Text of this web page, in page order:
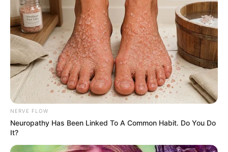
Men, You Don't Need Viagra If You Do This Once A
Day
MEDVI
NERVE FLOW
Neuropathy Has Been Linked To A Common Habit. Do You Do
It?